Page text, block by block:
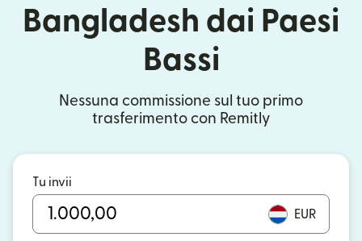
Bangladesh dai Paesi
Bassi
Nessuna commissione sul tuo primo
trasferimento con Remitly
Tu invii
EUR